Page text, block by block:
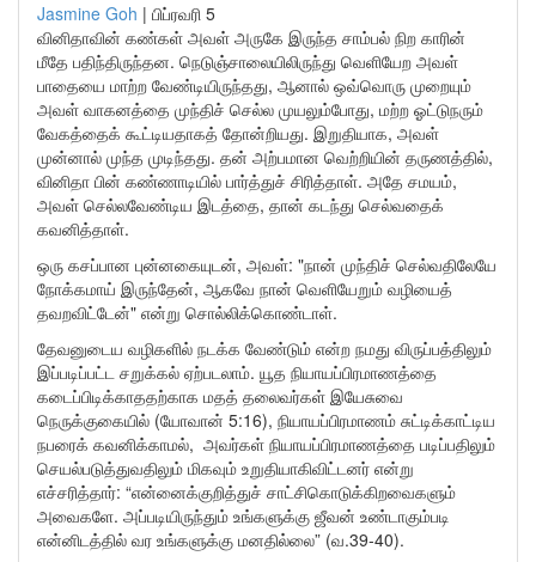
Jasmine Goh | பிப்ரவரி 5
வினிதாவின் கண்கள் அவள் அருகே இருந்த சாம்பல் நிற காரின்
மீதே பதிந்திருந்தன. நெடுஞ்சாலையிலிருந்து வெளியேற அவள்
பாதையை மாற்ற வேண்டியிருந்தது, ஆனால் ஒவ்வொரு முறையும்
அவள் வாகனத்தை முந்திச் செல்ல முயலும்போது, ​​மற்ற ஓட்டுநரும்
வேகத்தைக் கூட்டியதாகத் தோன்றியது. இறுதியாக, அவள்
முன்னால் முந்த முடிந்தது. தன் அற்பமான வெற்றியின் தருணத்தில்,
வினிதா பின் கண்ணாடியில் பார்த்துச் சிரித்தாள். அதே சமயம்,
அவள் செல்லவேண்டிய இடத்தை, தான் கடந்து செல்வதைக்
கவனித்தாள்.
ஒரு கசப்பான புன்னகையுடன், அவள்: "நான் முந்திச் செல்வதிலேயே
நோக்கமாய் இருந்தேன், ஆகவே நான் வெளியேறும் வழியைத்
தவறவிட்டேன்" என்று சொல்லிக்கொண்டாள்.
தேவனுடைய வழிகளில் நடக்க வேண்டும் என்ற நமது விருப்பத்திலும்
இப்படிப்பட்ட சறுக்கல் ஏற்படலாம். யூத நியாயப்பிரமாணத்தை
கடைப்பிடிக்காததற்காக மதத் தலைவர்கள் இயேசுவை
நெருக்குகையில் (யோவான் 5:16), நியாயப்பிரமாணம் சுட்டிக்காட்டிய
நபரைக் கவனிக்காமல், அவர்கள் நியாயப்பிரமாணத்தை படிப்பதிலும்
செயல்படுத்துவதிலும் மிகவும் உறுதியாகிவிட்டனர் என்று
எச்சரித்தார்: “என்னைக்குறித்துச் சாட்சிகொடுக்கிறவைகளும்
அவைகளே. அப்படியிருந்தும் உங்களுக்கு ஜீவன் உண்டாகும்படி
என்னிடத்தில் வர உங்களுக்கு மனதில்லை” (வ.39-40).